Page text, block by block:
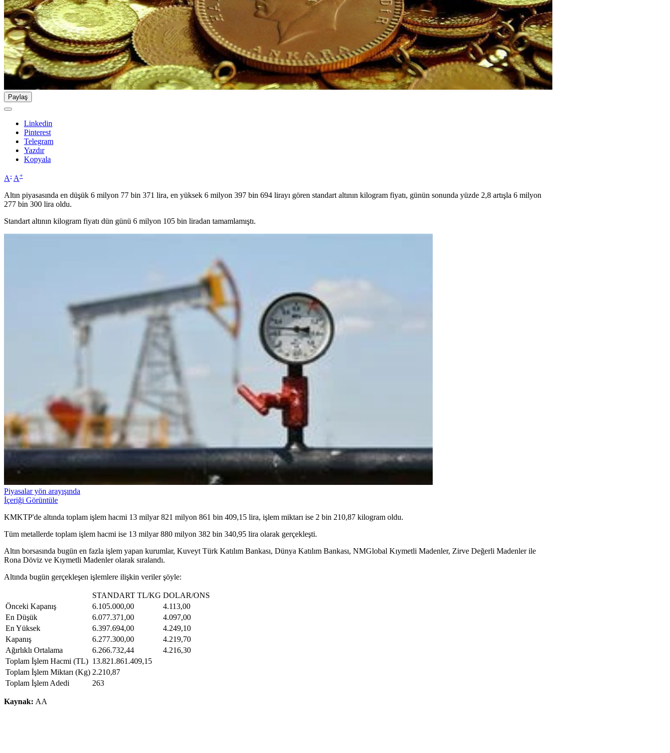
Paylaş
Linkedin
Pinterest
Telegram
Yazdır
Kopyala
A- A+
Altın piyasasında en düşük 6 milyon 77 bin 371 lira, en yüksek 6 milyon 397 bin 694 lirayı gören standart altının kilogram fiyatı, günün sonunda yüzde 2,8 artışla 6 milyon
277 bin 300 lira oldu.
Standart altının kilogram fiyatı dün günü 6 milyon 105 bin liradan tamamlamıştı.
Piyasalar yön arayışında
İçeriği Görüntüle
KMKTP'de altında toplam işlem hacmi 13 milyar 821 milyon 861 bin 409,15 lira, işlem miktarı ise 2 bin 210,87 kilogram oldu.
Tüm metallerde toplam işlem hacmi ise 13 milyar 880 milyon 382 bin 340,95 lira olarak gerçekleşti.
Altın borsasında bugün en fazla işlem yapan kurumlar, Kuveyt Türk Katılım Bankası, Dünya Katılım Bankası, NMGlobal Kıymetli Madenler, Zirve Değerli Madenler ile
Rona Döviz ve Kıymetli Madenler olarak sıralandı.
Altında bugün gerçekleşen işlemlere ilişkin veriler şöyle:
STANDART TL/KG DOLAR/ONS
Önceki Kapanış
6.105.000,00
4.113,00
En Düşük
6.077.371,00
4.097,00
En Yüksek
6.397.694,00
4.249,10
Kapanış
6.277.300,00
4.219,70
Ağırlıklı Ortalama
6.266.732,44
4.216,30
Toplam İşlem Hacmi (TL) 13.821.861.409,15
Toplam İşlem Miktarı (Kg) 2.210,87
Toplam İşlem Adedi
263
Kaynak: AA